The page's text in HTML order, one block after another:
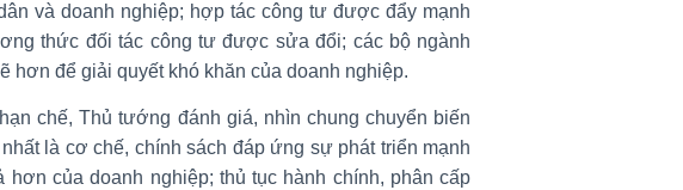
và doanh nghiệp; hợp tác công tư được đẩy mạnh
thức đối tác công tư được sửa đổi; các bộ ngành
hơn để giải quyết khó khăn của doanh nghiệp.
chế, Thủ tướng đánh giá, nhìn chung chuyển biến
là cơ chế, chính sách đáp ứng sự phát triển mạnh
hơn của doanh nghiệp; thủ tục hành chính, phân cấp